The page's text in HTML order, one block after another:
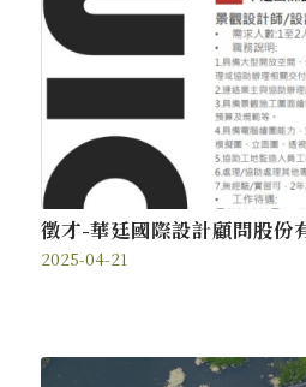
徵才-華廷國際設計顧問股份
2025-04-21